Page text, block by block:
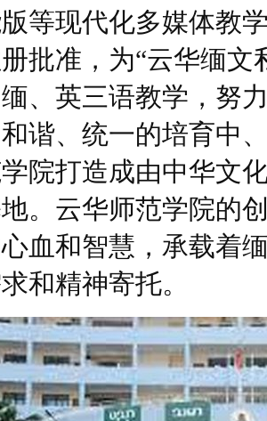
等现代化多媒体教
批准，为“云华缅文
、英三语教学，努
谐、统一的培育中
院打造成由中华文
。云华师范学院的
血和智慧，承载着
和精神寄托。